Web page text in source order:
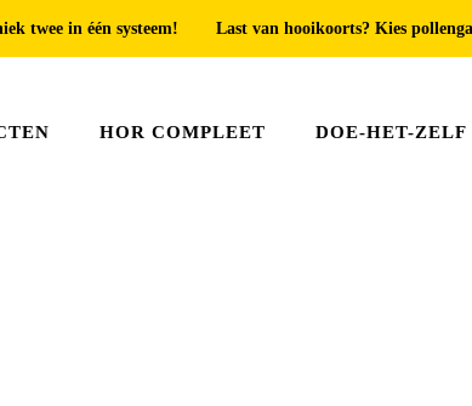
twee in één systeem! Last van hooikoorts? Kies
HOR COMPLEET DOE-HET-ZELF